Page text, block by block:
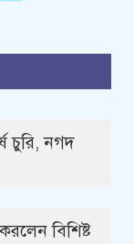
চুরি, নগদ
বিশিষ্ট